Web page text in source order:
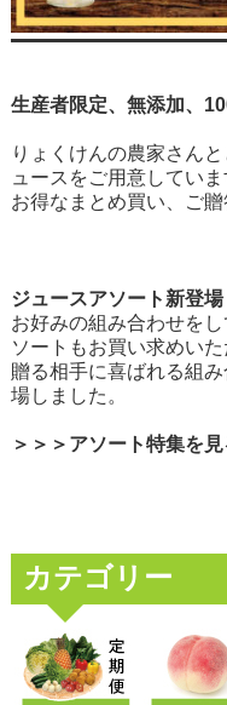
生産者限定、無添加、
りょくけんの農家さん
ュースをご用意していま
お得なまとめ買い、ご
ジュースアソート新登場
お好みの組み合わせを
ソートもお買い求めい
贈る相手に喜ばれる組
場しました。
＞＞＞アソート特集を見
カテゴリー